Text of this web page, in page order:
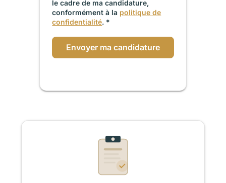
le cadre de ma candidature,
conformément à la politique de
confidentialité. *
Envoyer ma candidature